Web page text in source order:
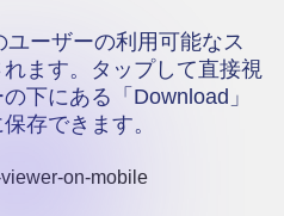
ユーザーの利用可能なス
ます。タップして直接視
下にある「Download」
存できます。